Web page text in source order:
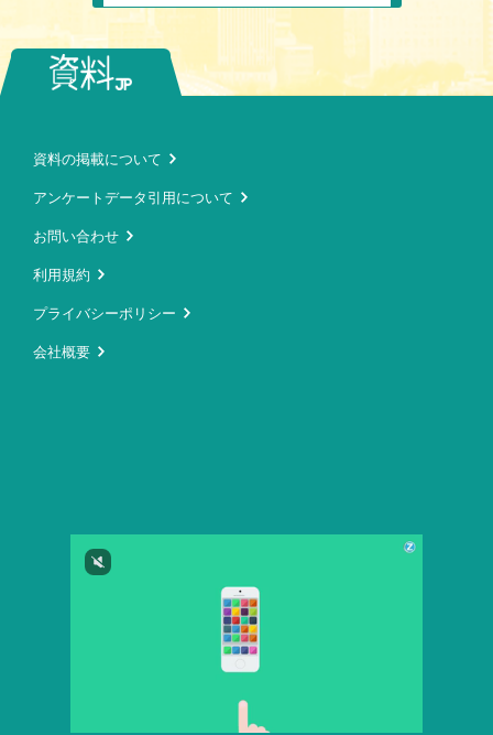
資料の掲載について
アンケートデータ引用について
お問い合わせ
利用規約
プライバシーポリシー
会社概要